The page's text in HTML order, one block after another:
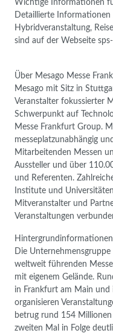
Wichtige Informationen
Detaillierte Informationen
Hybridveranstaltung,
sind auf der Webseite
Über Mesago Messe
Mesago mit Sitz in
Veranstalter fokussierter
Schwerpunkt auf
Messe Frankfurt Group.
messeplatzunabhängig
Mitarbeitenden Messen
Aussteller und über
und Referenten.
Institute und
Mitveranstalter und
Veranstaltungen
Die
weltweit führenden
mit eigenem Gelände.
in Frankfurt am Main und
organisieren
betrug rund 154
zweiten Mal in Folge